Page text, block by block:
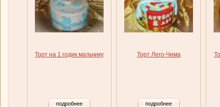
Торт на 1 годик мальчику
подробнее
Торт Лего-Чима
подробнее